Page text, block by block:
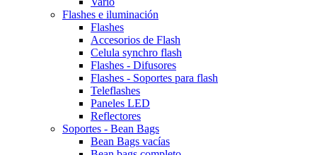
Flashes e iluminación
Flashes
Accesorios de Flash
Celula synchro flash
Flashes - Difusores
Flashes - Soportes para flash
Teleflashes
Paneles LED
Reflectores
Soportes - Bean Bags
Bean Bags vacías